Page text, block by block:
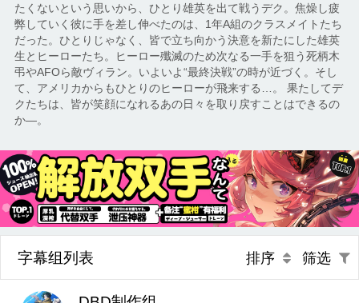
たくないという思いから、ひとり雄英を出て戦うデク。焦燥し疲
弊していく彼に手を差し伸べたのは、1年A組のクラスメイトたち
だった。ひとりじゃなく、皆で立ち向かう決意を新たにした雄英
生とヒーローたち。ヒーロー殲滅のため次なる一手を狙う死柄木
弔やAFOら敵ヴィラン。いよいよ“最終決戦”の時が近づく。そし
て、アメリカからもひとりのヒーローが飛来する…。 果たしてデ
クたちは、皆が笑顔になれるあの日々を取り戻すことはできるの
か―。
字幕组列表 排序 筛选